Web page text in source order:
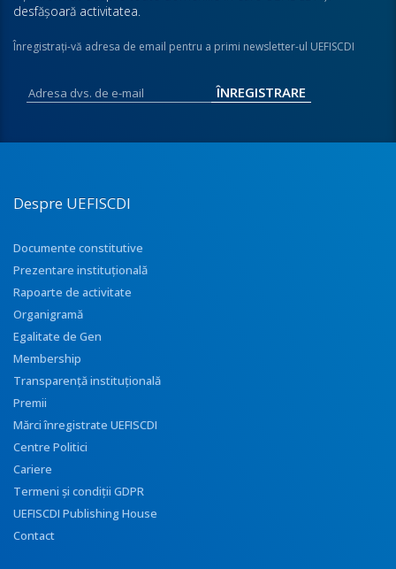
desfăşoară activitatea.
Înregistraţi-vă adresa de email pentru a primi newsletter-ul UEFISCDI
Despre UEFISCDI
Documente constitutive
Prezentare instituţională
Rapoarte de activitate
Organigramă
Egalitate de Gen
Membership
Transparenţă instituţională
Premii
Mărci înregistrate UEFISCDI
Centre Politici
Cariere
Termeni și condiții GDPR
UEFISCDI Publishing House
Contact